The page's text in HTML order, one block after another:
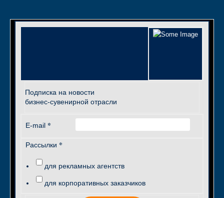
Подписка на новости
бизнес-сувенирной отрасли
E-mail *
Рассылки *
для рекламных агентств
для корпоративных заказчиков